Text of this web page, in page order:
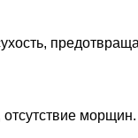
отсутствие морщин.